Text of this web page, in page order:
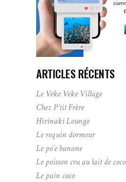
ARTICLES RÉCENTS
Le Veke Veke Village
Chez P’tit Frère
Hirinaki Lounge
Le requin dormeur
Le po’e banane
Le poisson cru au lait de coco
Le pain coco